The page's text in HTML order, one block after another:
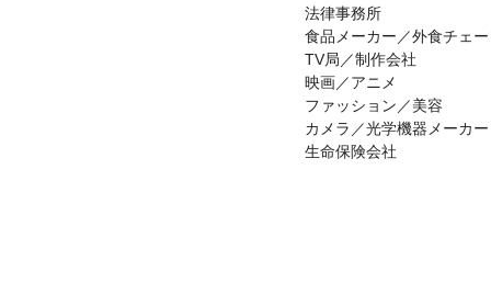
法律事務所
食品メーカー／外食チェ
TV局／制作会社
映画／アニメ
ファッション／美容
カメラ／光学機器メーカー
生命保険会社